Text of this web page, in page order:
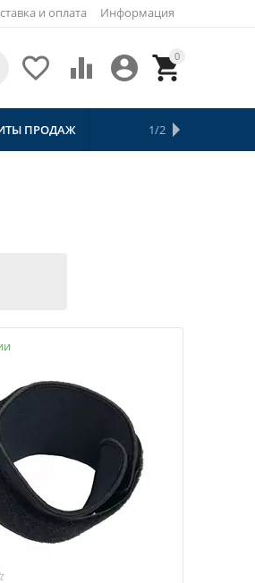
и оплата Информация
0


 
ПРОДАЖ ТОВАРЫ С БЕСПЛАТНОЙ
1/2